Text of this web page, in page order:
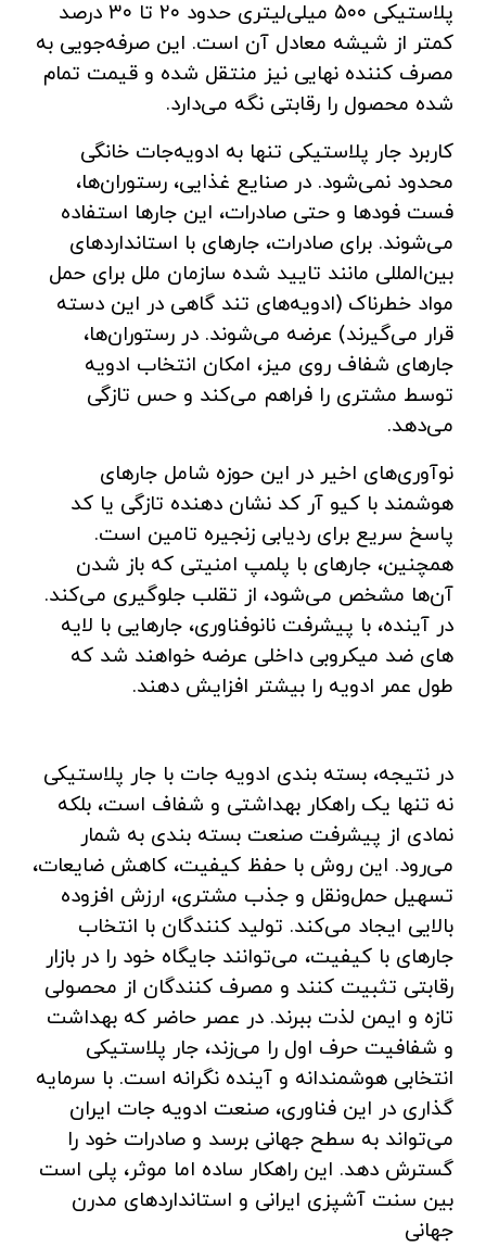
پلاستیکی ۵۰۰ میلی‌لیتری حدود ۲۰ تا ۳۰ درصد
کمتر از شیشه معادل آن است. این صرفه‌جویی به
مصرف‌ کننده نهایی نیز منتقل شده و قیمت تمام
‌شده محصول را رقابتی نگه می‌دارد.
کاربرد جار پلاستیکی تنها به ادویه‌جات خانگی
محدود نمی‌شود. در صنایع غذایی، رستوران‌ها،
فست‌ فودها و حتی صادرات، این جارها استفاده
می‌شوند. برای صادرات، جارهای با استانداردهای
بین‌المللی مانند تایید شده سازمان ملل برای حمل
مواد خطرناک (ادویه‌های تند گاهی در این دسته
قرار می‌گیرند) عرضه می‌شوند. در رستوران‌ها،
جارهای شفاف روی میز، امکان انتخاب ادویه
توسط مشتری را فراهم می‌کند و حس تازگی
می‌دهد.
نوآوری‌های اخیر در این حوزه شامل جارهای
هوشمند با کیو آر کد نشان‌ دهنده تازگی یا کد
پاسخ سریع برای ردیابی زنجیره تامین است.
همچنین، جارهای با پلمپ امنیتی که باز شدن
آن‌ها مشخص می‌شود، از تقلب جلوگیری می‌کند.
در آینده، با پیشرفت نانوفناوری، جارهایی با لایه‌
های ضد میکروبی داخلی عرضه خواهند شد که
طول عمر ادویه را بیشتر افزایش دهند.
در نتیجه، بسته‌ بندی ادویه‌ جات با جار پلاستیکی
نه تنها یک راهکار بهداشتی و شفاف است، بلکه
نمادی از پیشرفت صنعت بسته‌ بندی به شمار
می‌رود. این روش با حفظ کیفیت، کاهش ضایعات،
تسهیل حمل‌ونقل و جذب مشتری، ارزش افزوده
بالایی ایجاد می‌کند. تولید کنندگان با انتخاب
جارهای با کیفیت، می‌توانند جایگاه خود را در بازار
رقابتی تثبیت کنند و مصرف‌ کنندگان از محصولی
تازه و ایمن لذت ببرند. در عصر حاضر که بهداشت
و شفافیت حرف اول را می‌زند، جار پلاستیکی
انتخابی هوشمندانه و آینده‌ نگرانه است. با سرمایه
‌گذاری در این فناوری، صنعت ادویه‌ جات ایران
می‌تواند به سطح جهانی برسد و صادرات خود را
گسترش دهد. این راهکار ساده اما موثر، پلی است
بین سنت آشپزی ایرانی و استانداردهای مدرن
جهانی